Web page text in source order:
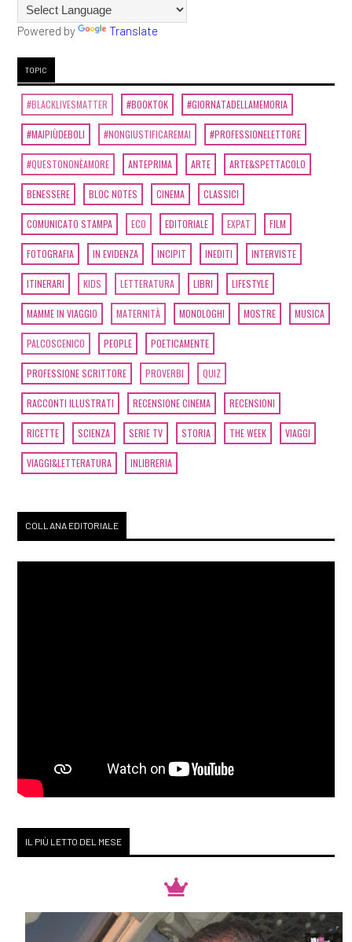
Powered by Translate
TOPIC
#BLACKLIVESMATTER #BOOKTOK #GIORNATADELLAMEMORIA
#MAIPIÙDEBOLI #NONGIUSTIFICAREMAI #PROFESSIONELETTORE
#QUESTONONÈAMORE ANTEPRIMA ARTE ARTE&SPETTACOLO
BENESSERE BLOC NOTES CINEMA CLASSICI
COMUNICATO STAMPA ECO EDITORIALE EXPAT FILM
FOTOGRAFIA IN EVIDENZA INCIPIT INEDITI INTERVISTE
ITINERARI KIDS LETTERATURA LIBRI LIFESTYLE
MAMME IN VIAGGIO MATERNITÀ MONOLOGHI MOSTRE MUSICA
PALCOSCENICO PEOPLE POETICAMENTE
PROFESSIONE SCRITTORE PROVERBI QUIZ
RACCONTI ILLUSTRATI RECENSIONE CINEMA RECENSIONI
RICETTE SCIENZA SERIE TV STORIA THE WEEK VIAGGI
VIAGGI&LETTERATURA INLIBRERIA
COLLANA EDITORIALE
IL PIÙ LETTO DEL MESE